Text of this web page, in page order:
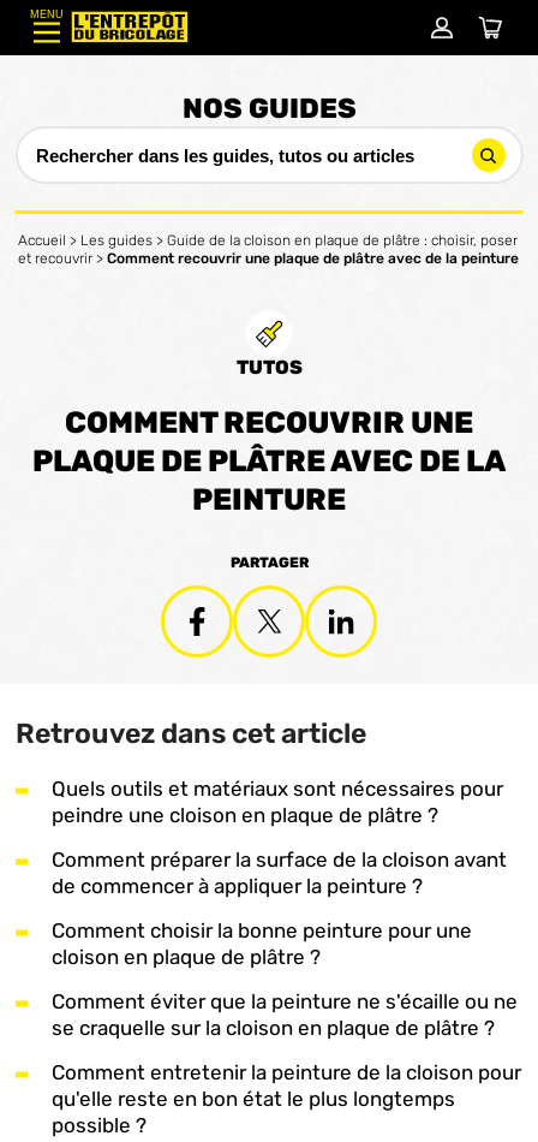
MENU
NOS GUIDES
Accueil > Les guides > Guide de la cloison en plaque de plâtre : choisir, poser
et recouvrir > Comment recouvrir une plaque de plâtre avec de la peinture
TUTOS
COMMENT RECOUVRIR UNE
PLAQUE DE PLÂTRE AVEC DE LA
PEINTURE
PARTAGER
Retrouvez dans cet article
Quels outils et matériaux sont nécessaires pour
peindre une cloison en plaque de plâtre ?
Comment préparer la surface de la cloison avant
de commencer à appliquer la peinture ?
Comment choisir la bonne peinture pour une
cloison en plaque de plâtre ?
Comment éviter que la peinture ne s'écaille ou ne
se craquelle sur la cloison en plaque de plâtre ?
Comment entretenir la peinture de la cloison pour
qu'elle reste en bon état le plus longtemps
possible ?